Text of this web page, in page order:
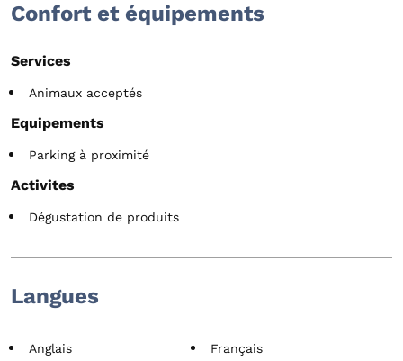
Confort et équipements
Services
Animaux acceptés
Equipements
Parking à proximité
Activites
Dégustation de produits
Langues
Anglais Français